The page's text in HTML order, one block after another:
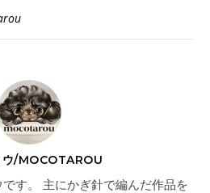
ウ/MOCOTAROU
す。 主にかぎ針で編んだ作品を